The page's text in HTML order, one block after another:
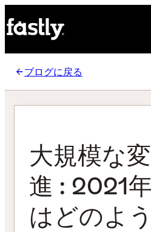
ブログに戻る
大規模な
進 : 2021
はどのよ